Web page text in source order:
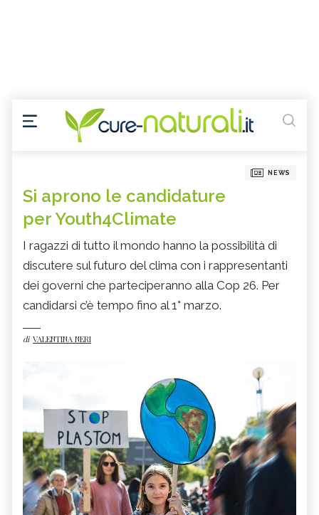
NEWS
Si aprono le candidature
per Youth4Climate
I ragazzi di tutto il mondo hanno la possibilità di
discutere sul futuro del clima con i rappresentanti
dei governi che parteciperanno alla Cop 26. Per
candidarsi c’è tempo fino al 1° marzo.
di VALENTINA NERI